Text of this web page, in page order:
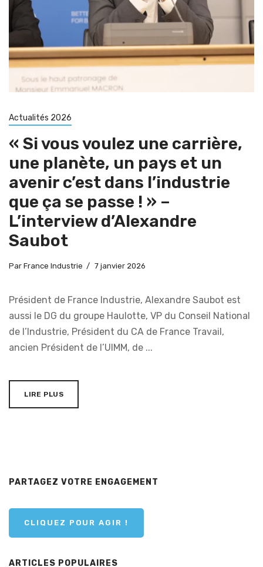
Actualités 2026
« Si vous voulez une carrière,
une planète, un pays et un
avenir c’est dans l’industrie
que ça se passe ! » –
L’interview d’Alexandre
Saubot
Par France Industrie 7 janvier 2026
Président de France Industrie, Alexandre Saubot est
aussi le DG du groupe Haulotte, VP du Conseil National
de l’Industrie, Président du CA de France Travail,
ancien Président de l’UIMM, de ...
LIRE PLUS
PARTAGEZ VOTRE ENGAGEMENT
CLIQUEZ POUR AGIR !
ARTICLES POPULAIRES